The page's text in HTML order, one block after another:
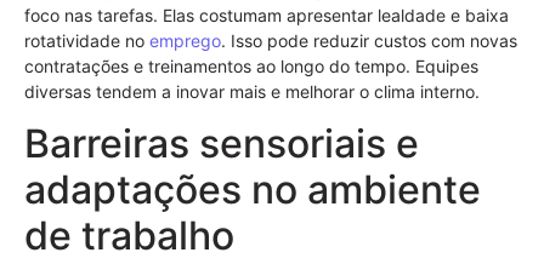
foco nas tarefas. Elas costumam apresentar lealdade e baixa
rotatividade no emprego. Isso pode reduzir custos com novas
contratações e treinamentos ao longo do tempo. Equipes
diversas tendem a inovar mais e melhorar o clima interno.
Barreiras sensoriais e
adaptações no ambiente
de trabalho